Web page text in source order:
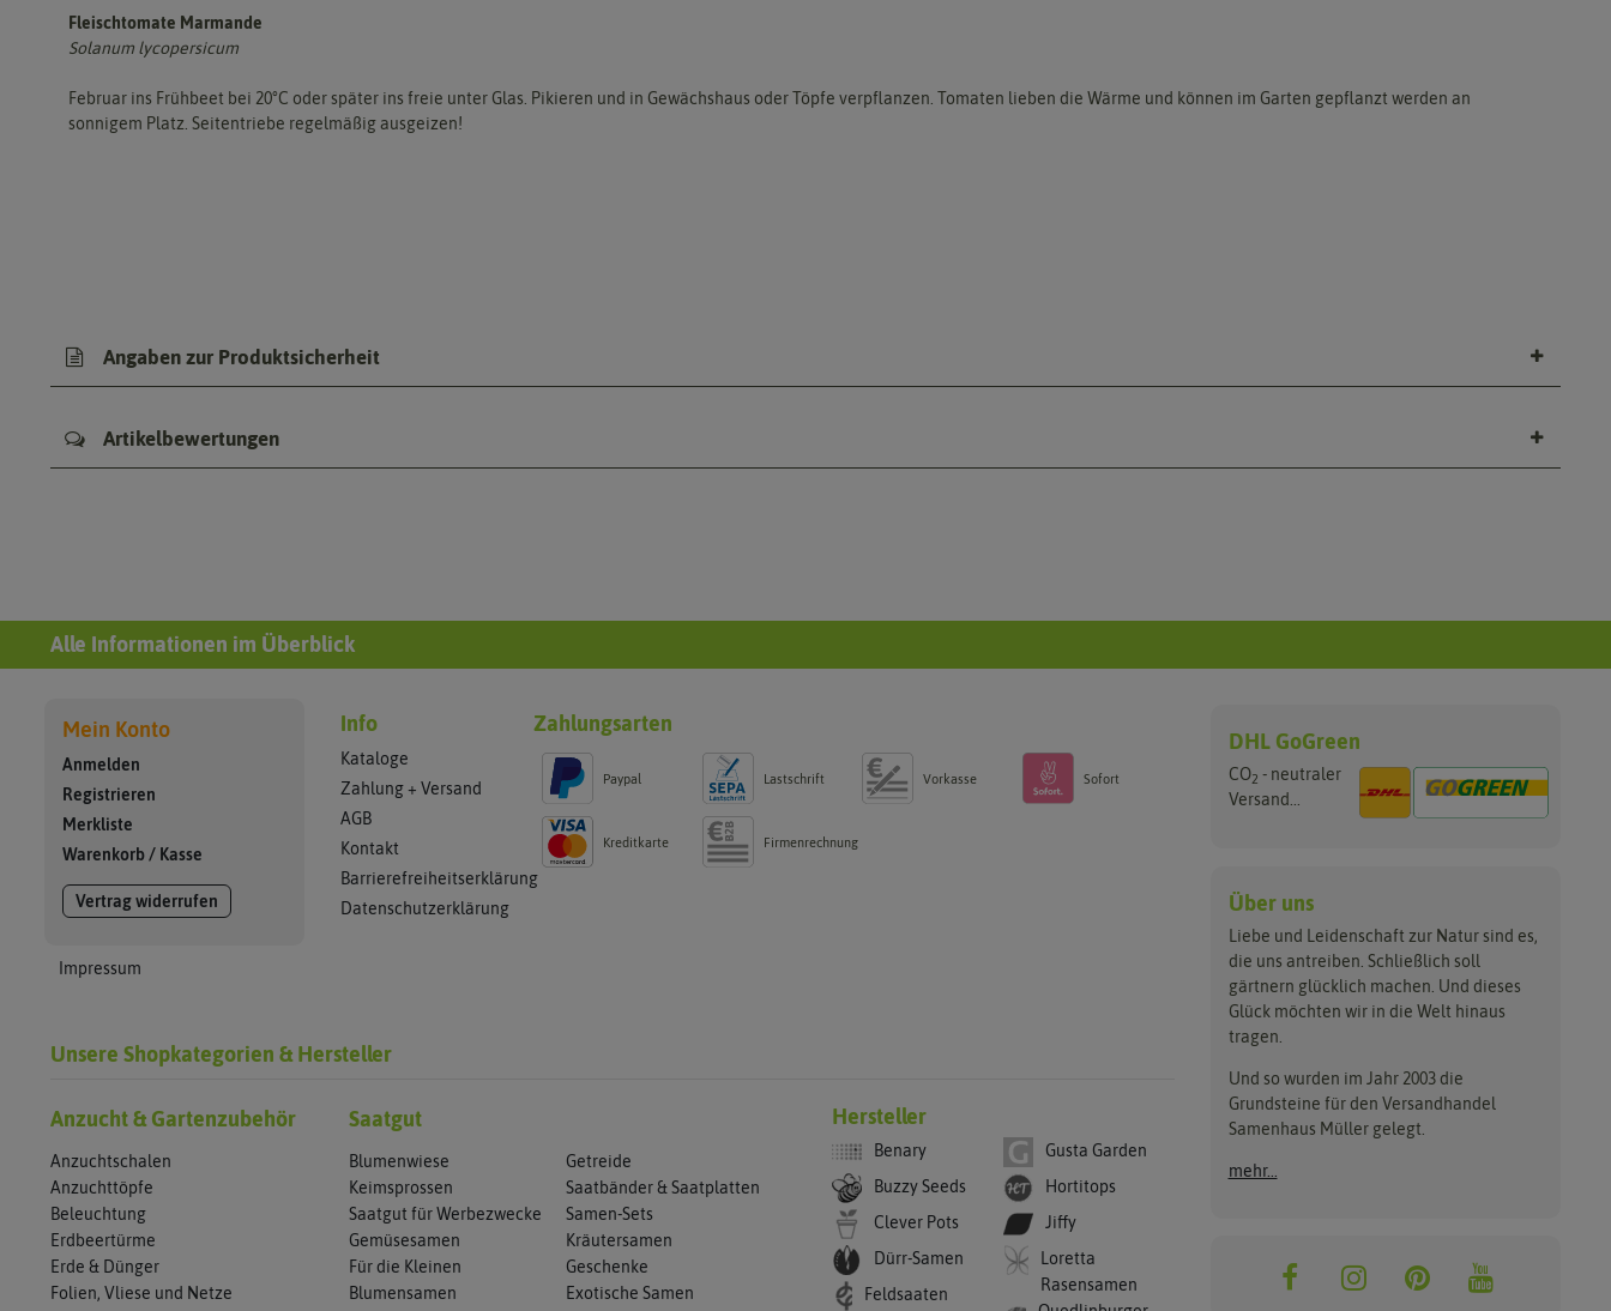
Fleischtomate Marmande
Solanum lycopersicum
Februar ins Frühbeet bei 20°C oder später ins freie unter Glas. Pikieren und in Gewächshaus oder Töpfe verpflanzen. Tomaten lieben die Wärme und können im Garten gepflanzt werden an
sonnigem Platz. Seitentriebe regelmäßig ausgeizen!
Angaben zur Produktsicherheit
Artikelbewertungen
Alle Informationen im Überblick
Mein Konto
Anmelden
Registrieren
Merkliste
Warenkorb / Kasse
Vertrag widerrufen
Impressum
Info
Kataloge
Zahlung + Versand
AGB
Kontakt
Barrierefreiheitserklärung
Datenschutzerklärung
Zahlungsarten
Paypal Lastschrift Vorkasse Sofort
Kreditkarte Firmenrechnung
Unsere Shopkategorien & Hersteller
Anzucht & Gartenzubehör
Anzuchtschalen
Anzuchttöpfe
Beleuchtung
Erdbeertürme
Erde & Dünger
Folien, Vliese und Netze
Saatgut
Blumenwiese
Getreide
Keimsprossen
Saatbänder & Saatplatten
Saatgut für Werbezwecke
Samen-Sets
Gemüsesamen
Kräutersamen
Für die Kleinen
Geschenke
Blumensamen
Exotische Samen
Hersteller
Benary
Buzzy Seeds
Clever Pots
Dürr-Samen
Feldsaaten
Gusta Garden
Hortitops
Jiffy
Loretta
Rasensamen
DHL GoGreen
CO2 - neutraler
Versand...
Über uns
Liebe und Leidenschaft zur Natur sind es,
die uns antreiben. Schließlich soll
gärtnern glücklich machen. Und dieses
Glück möchten wir in die Welt hinaus
tragen.
Und so wurden im Jahr 2003 die
Grundsteine für den Versandhandel
Samenhaus Müller gelegt.
mehr...